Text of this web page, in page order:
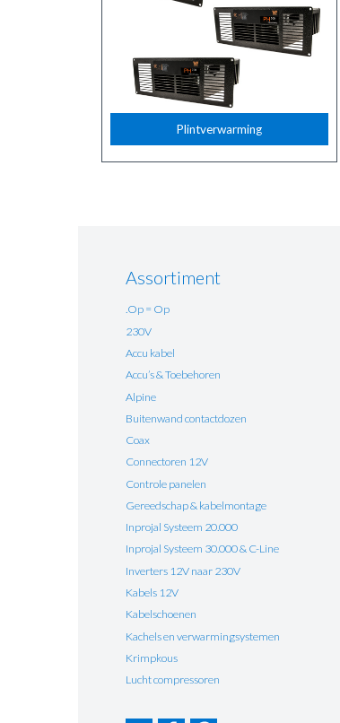
Plintverwarming
Assortiment
.Op = Op
230V
Accu kabel
Accu’s & Toebehoren
Alpine
Buitenwand contactdozen
Coax
Connectoren 12V
Controle panelen
Gereedschap & kabelmontage
Inprojal Systeem 20.000
Inprojal Systeem 30.000 & C-Line
Inverters 12V naar 230V
Kabels 12V
Kabelschoenen
Kachels en verwarmingsystemen
Krimpkous
Lucht compressoren